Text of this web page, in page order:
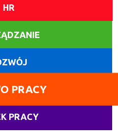
HR
PRACY
PRACY